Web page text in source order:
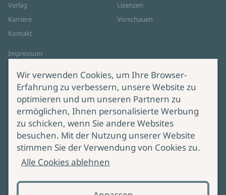
Verlag
Karriere
Kontakt
Impressum
Cookie-Einstellungen
AGB Online Shop
Lizenzen
Vorschauen
Service
Lieferung & Versand
Produktsicherheit
Bei Fragen zur Produktsicherheit
wenden Sie sich bitte an
Wir verwenden Cookies, um Ihre Browser-
Erfahrung zu verbessern, unsere Website zu
optimieren und um unseren Partnern zu
ermöglichen, Ihnen personalisierte Werbung
zu schicken, wenn Sie andere Websites
besuchen. Mit der Nutzung unserer Website
stimmen Sie der Verwendung von Cookies zu.
Alle Cookies ablehnen